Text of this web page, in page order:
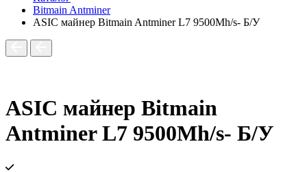
Bitmain Antminer
ASIC майнер Bitmain Antminer L7 9500Mh/s- Б/У
ASIC майнер Bitmain
Antminer L7 9500Mh/s- Б/У